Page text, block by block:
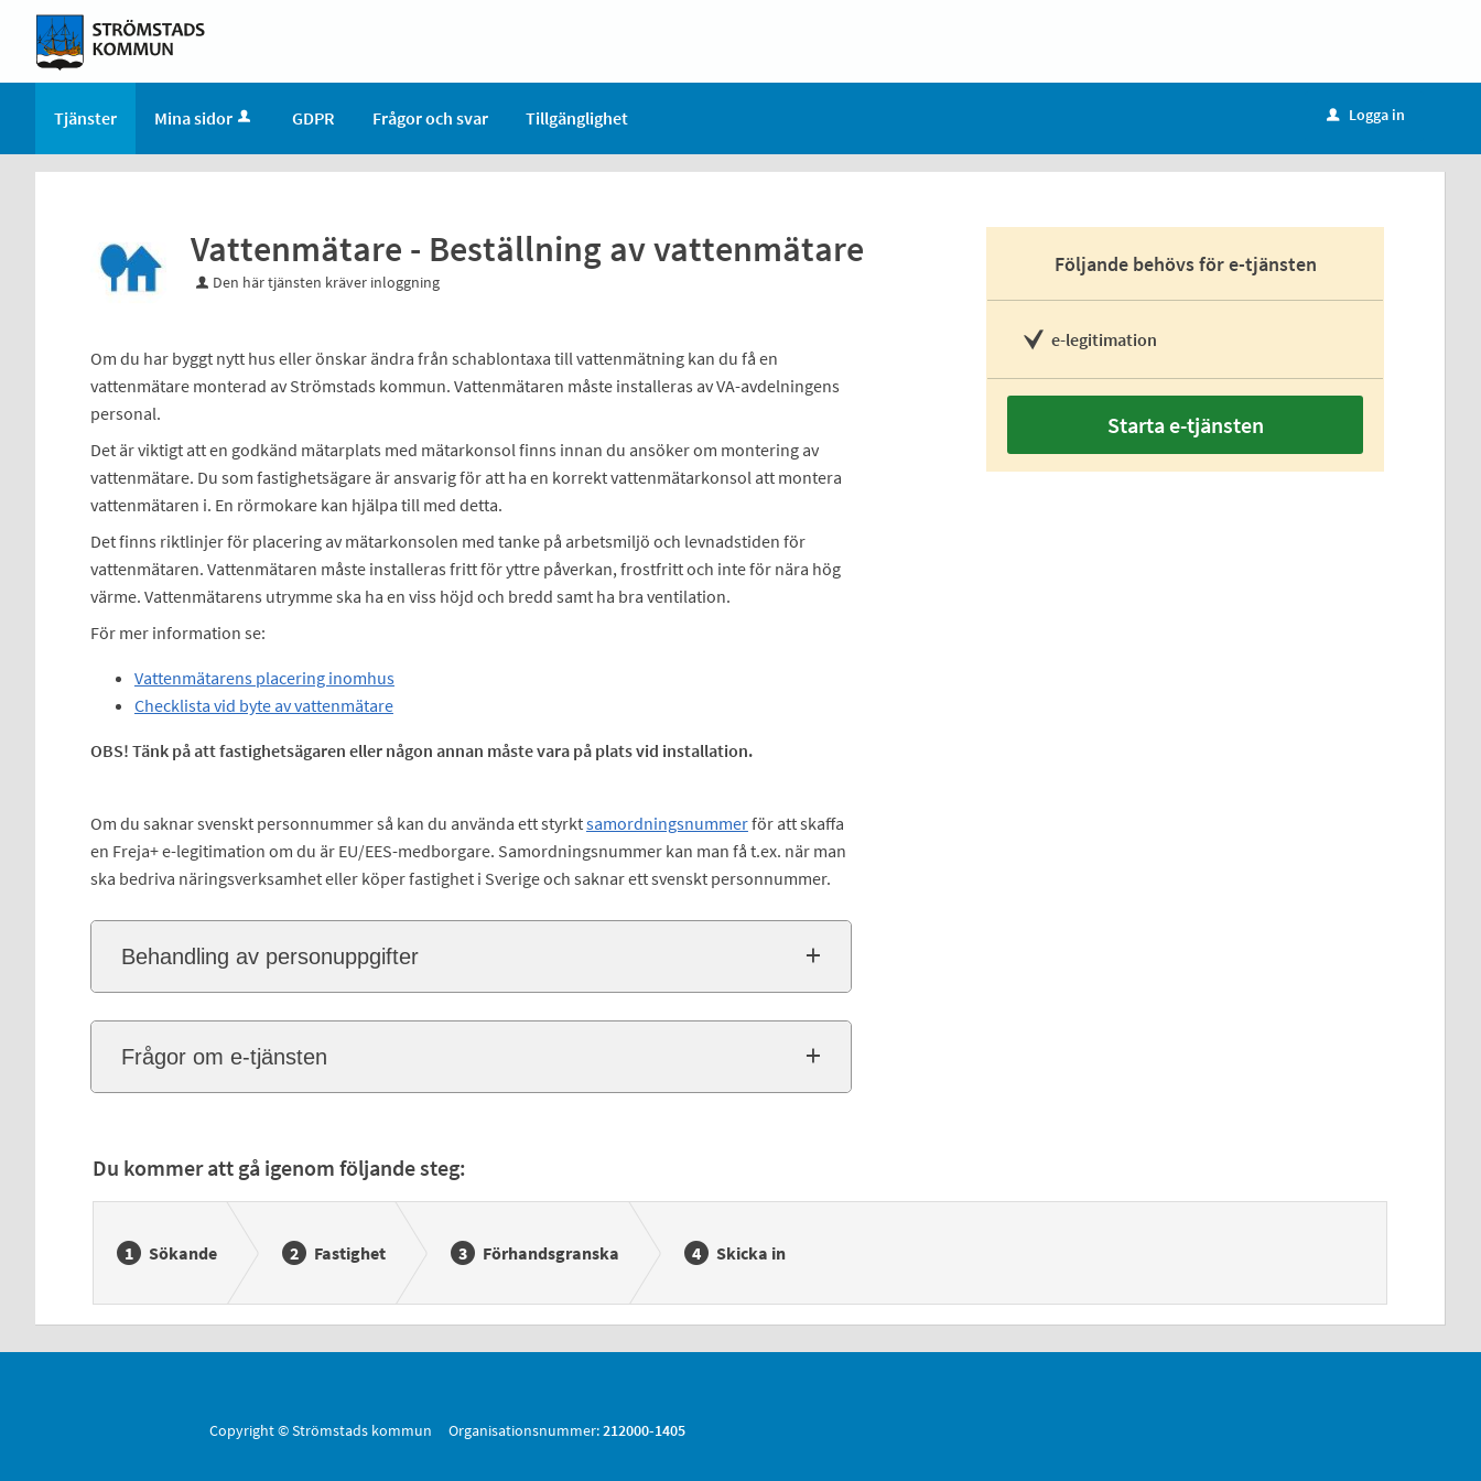
Tjänster Mina sidor GDPR Frågor och svar Tillgänglighet u Logga in
Vattenmätare - Beställning av vattenmätare
Den här tjänsten kräver inloggning
Om du har byggt nytt hus eller önskar ändra från schablontaxa till vattenmätning kan du få en
vattenmätare monterad av Strömstads kommun. Vattenmätaren måste installeras av VA-avdelningens
personal.
Det är viktigt att en godkänd mätarplats med mätarkonsol finns innan du ansöker om montering av
vattenmätare. Du som fastighetsägare är ansvarig för att ha en korrekt vattenmätarkonsol att montera
vattenmätaren i. En rörmokare kan hjälpa till med detta.
Det finns riktlinjer för placering av mätarkonsolen med tanke på arbetsmiljö och levnadstiden för
vattenmätaren. Vattenmätaren måste installeras fritt för yttre påverkan, frostfritt och inte för nära hög
värme. Vattenmätarens utrymme ska ha en viss höjd och bredd samt ha bra ventilation.
För mer information se:
Vattenmätarens placering inomhus
Checklista vid byte av vattenmätare
OBS! Tänk på att fastighetsägaren eller någon annan måste vara på plats vid installation.
Om du saknar svenskt personnummer så kan du använda ett styrktsamordningsnummerför att skaffa
en Freja+ e-legitimation om du är EU/EES-medborgare. Samordningsnummer kan man få t.ex. när man
ska bedriva näringsverksamhet eller köper fastighet i Sverige och saknar ett svenskt personnummer.
Behandling av personuppgifter
Frågor om e-tjänsten
Följande behövs för e-tjänsten
e-legitimation
Starta e-tjänsten
Du kommer att gå igenom följande steg:
Sökande Fastighet Förhandsgranska Skicka in
Copyright © Strömstads kommun Organisationsnummer:212000-1405